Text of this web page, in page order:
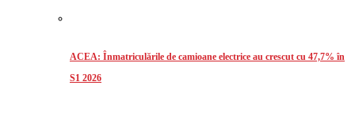
ACEA: Înmatriculările de camioane electrice au crescut cu 47,7% în
S1 2026